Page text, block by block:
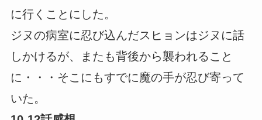
に行くことにした。
ジヌの病室に忍び込んだスヒョンはジヌに話
しかけるが、またも背後から襲われること
に・・・そこにもすでに魔の手が忍び寄って
いた。